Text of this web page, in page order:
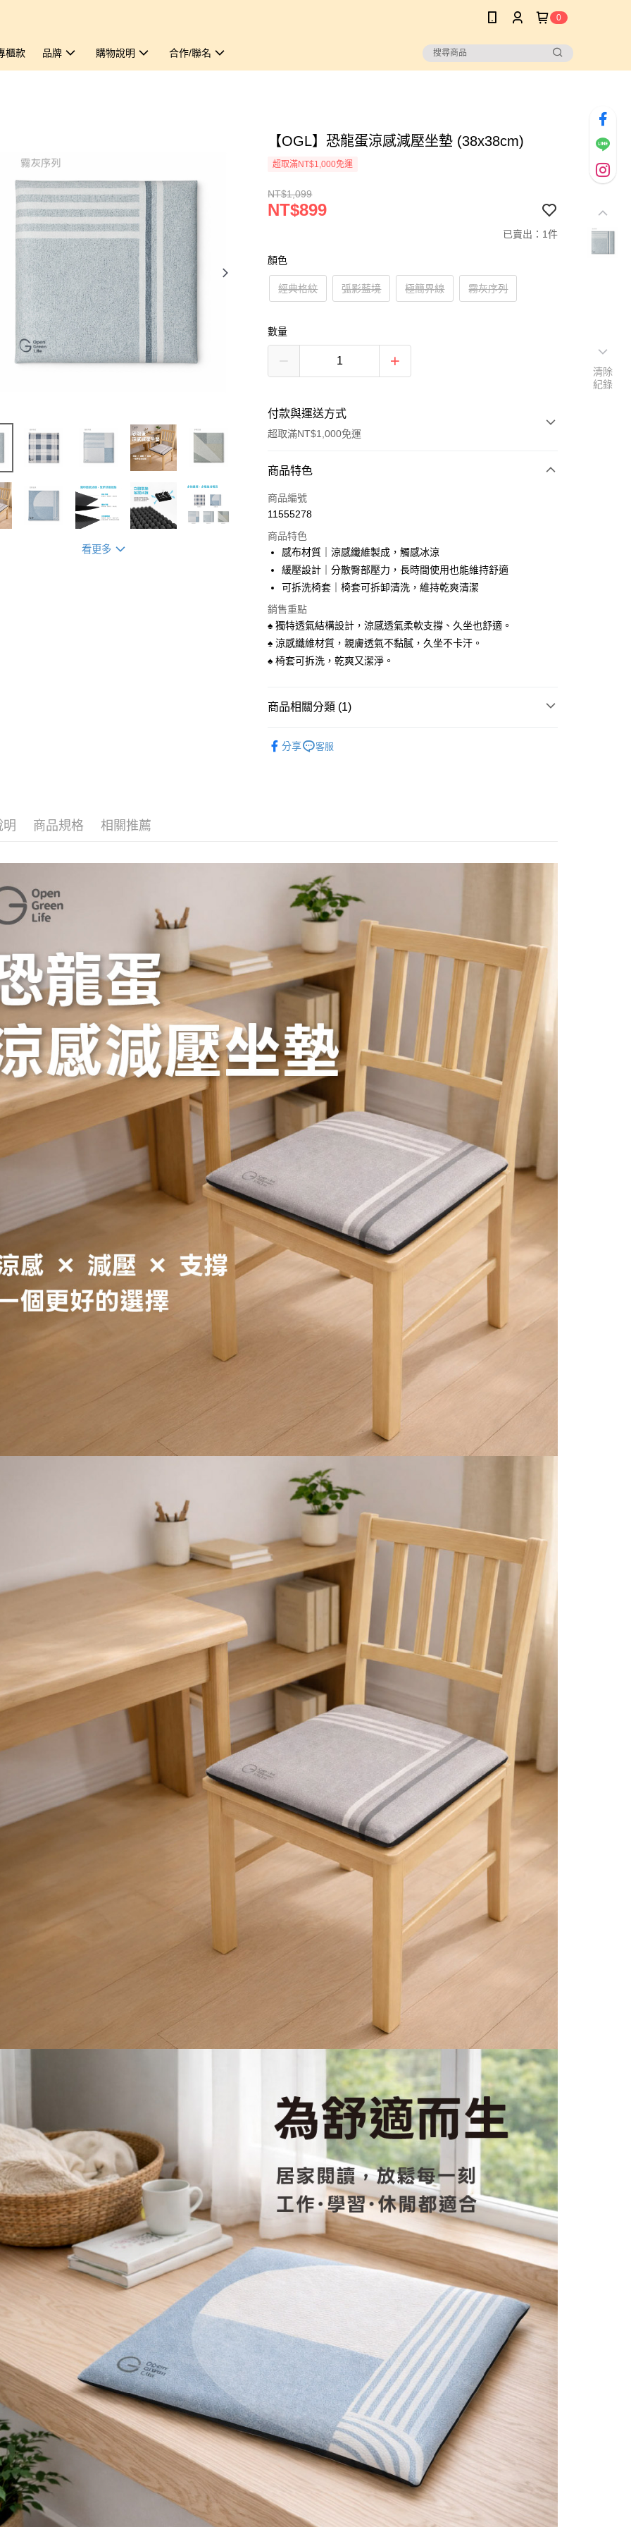
0
櫃款 品牌 購物說明 合作/聯名
看更多
【OGL】恐龍蛋涼感減壓坐墊 (38x38cm)
超取滿NT$1,000免運
NT$1,099
NT$899
已賣出：1件
顏色
經典格紋 弧影藍境 極簡界線 霧灰序列
數量
付款與運送方式
超取滿NT$1,000免運
付款方式
信用卡一次付款
LINE Pay
Apple Pay
悠遊付
【關於「AFTEE先享後付」】
１．簡單：不需註冊會員、不需綁卡、不需儲值。
／ATM／網路銀行／等多元方式進行付款，方視為交易完成。
※ 請注意：結帳手續完成當下不需立刻繳費，但若您需要取消訂單，請聯
絡購買商品的店家。未經商家同意取消之訂單仍視為有效，需透過AFTEE
先享後付繳納相關費用。
※ 交易是否成功請以「AFTEE先享後付 」之結帳頁面顯示為準，若有關於
是否繳費成功／繳費後需取消欲退款等相關疑問，請聯繫「AFTEE先享後
https://netprotections.freshdesk.com/support/home
１．透過由恩沛科技股份有限公司提供之「AFTEE先享後付」服務完成之
交易，需依本服務之必要範圍內提供個人資料，並將交易相關給付款項請
求債權轉讓予恩沛科技股份有限公司。
２．關於個人資料處理事宜，請瀏覽以下網址：
https://aftee.tw/terms/#terms3
３．未成年的使用者請事先徵得法定代理人或監護人之同意方可使用
「AFTEE先享後付」，若未經同意申辦者引起之損失，本公司不負相關責
任。
４．使用「AFTEE先享後付」時，將依據個別帳號之用戶狀況，依本公司
即時審查核予不同之上限額度；若仍有額度不足之情形，本公司將視審查
結果請求用戶進行身份認證。
５．嚴禁一人註冊多個帳號或使用他人資訊註冊。若發現惡意使用之情
形，恩沛科技股份有限公司將有權停止該用戶之使用額度並採取法律行
動。
貨到付款
萊爾富取貨付款
每筆NT$60，滿NT$1,000(含以上)免運費
7-11取貨付款
每筆NT$60，滿NT$1,000(含以上)免運費
宅配
每筆NT$100，滿NT$1,000(含以上)免運費
黑貓貨到付款
每筆NT$150，滿NT$1,000(含以上)免運費
商品特色
商品編號
11555278
商品特色
感布材質｜涼感纖維製成，觸感冰涼
緩壓設計｜分散臀部壓力，長時間使用也能維持舒適
可拆洗椅套｜椅套可拆卸清洗，維持乾爽清潔
銷售重點
♠ 獨特透氣結構設計，涼感透氣柔軟支撐、久坐也舒適。
♠ 涼感纖維材質，親膚透氣不黏膩，久坐不卡汗。
♠ 椅套可拆洗，乾爽又潔淨。
商品相關分類 (1)
分享
客服
明 商品規格 相關推薦
清除
紀錄